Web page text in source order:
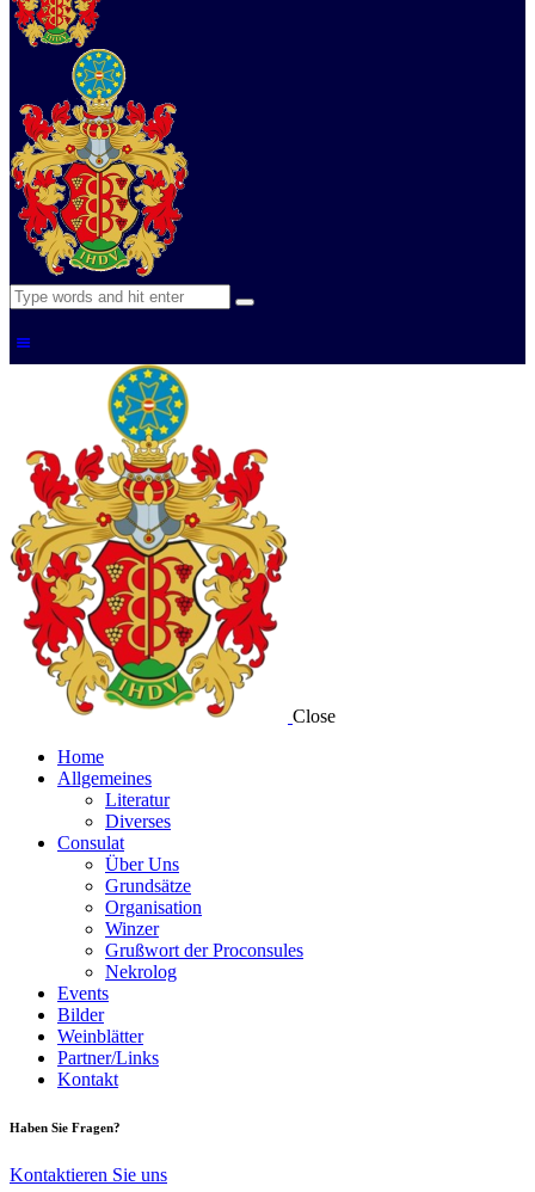
Close
Home
Allgemeines
Literatur
Diverses
Consulat
Über Uns
Grundsätze
Organisation
Winzer
Grußwort der Proconsules
Nekrolog
Events
Bilder
Weinblätter
Partner/Links
Kontakt
Haben Sie Fragen?
Kontaktieren Sie uns